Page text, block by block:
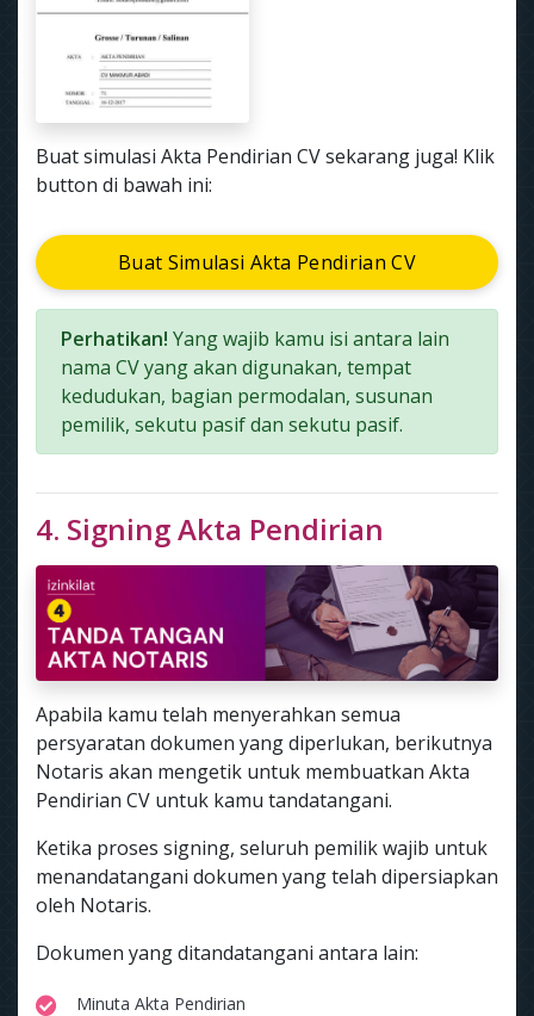
Buat simulasi Akta Pendirian CV sekarang juga! Klik
button di bawah ini:
Buat Simulasi Akta Pendirian CV
Perhatikan! Yang wajib kamu isi antara lain
nama CV yang akan digunakan, tempat
kedudukan, bagian permodalan, susunan
pemilik, sekutu pasif dan sekutu pasif.
4. Signing Akta Pendirian
Apabila kamu telah menyerahkan semua
persyaratan dokumen yang diperlukan, berikutnya
Notaris akan mengetik untuk membuatkan Akta
Pendirian CV untuk kamu tandatangani.
Ketika proses signing, seluruh pemilik wajib untuk
menandatangani dokumen yang telah dipersiapkan
oleh Notaris.
Dokumen yang ditandatangani antara lain:
Minuta Akta Pendirian